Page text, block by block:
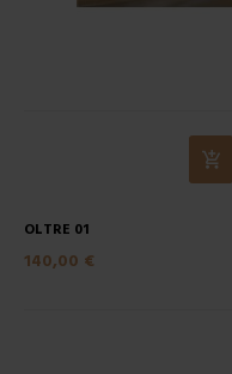
OLTRE 01
140,00 €